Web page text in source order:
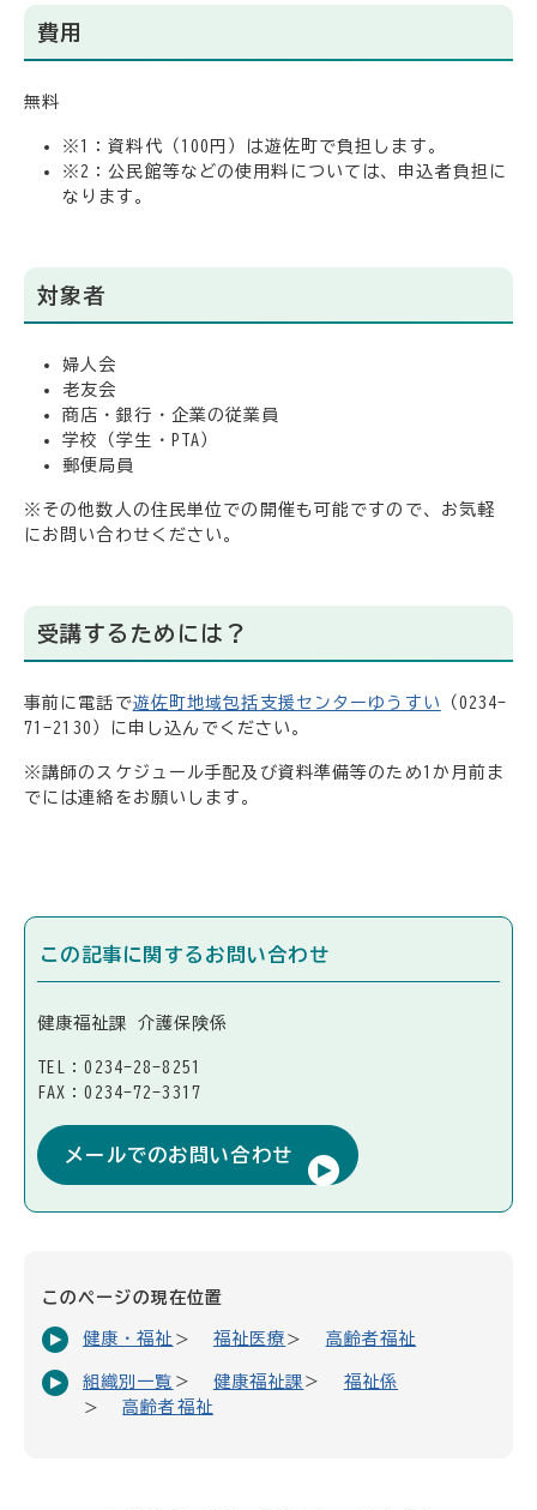
費用
無料
※1：資料代（100円）は遊佐町で負担します。
※2：公民館等などの使用料については、申込者負担に
なります。
対象者
婦人会
老友会
商店・銀行・企業の従業員
学校（学生・PTA）
郵便局員
※その他数人の住民単位での開催も可能ですので、お気軽
にお問い合わせください。
受講するためには？
事前に電話で遊佐町地域包括支援センターゆうすい
（0234-
71-2130）に申し込んでください。
※講師のスケジュール手配及び資料準備等のため1か月前ま
でには連絡をお願いします。
この記事に関するお問い合わせ
健康福祉課 介護保険係
TEL：0234-28-8251
FAX：0234-72-3317
メールでのお問い合わせ
このページの現在位置
健康・福祉 福祉医療 高齢者福祉
組織別一覧 健康福祉課
福祉係
高齢者福祉